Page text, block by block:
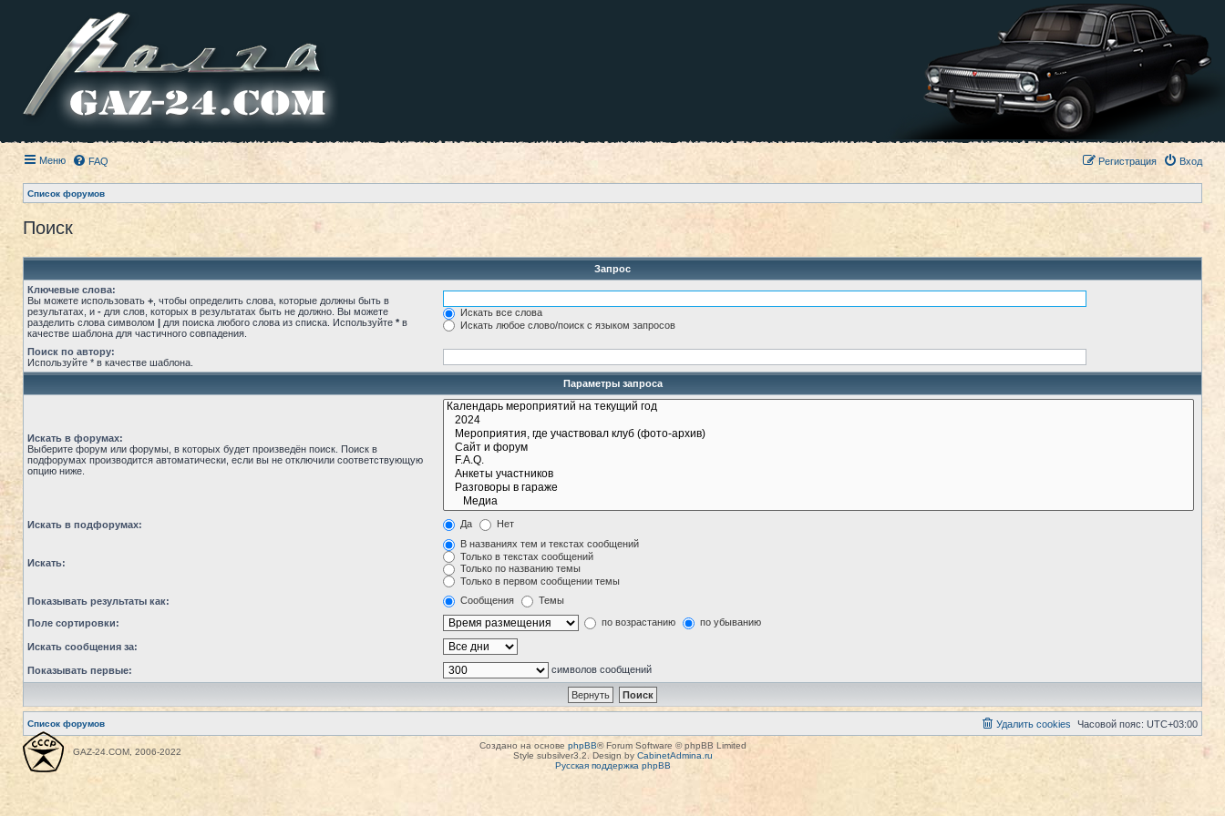
Меню FAQ Вход
Регистрация
Список форумов
Поиск
Запрос
Ключевые слова:
Вы можете использовать + , чтобы определить слова, которые должны быть в
результатах, и - для слов, которых в результатах быть не должно. Вы можете
разделить слова символом | для поиска любого слова из списка. Используйте * в
качестве шаблона для частичного совпадения.
Искать все слова
Искать любое слово/поиск с языком запросов
Поиск по автору:
Используйте * в качестве шаблона.
Параметры запроса
Искать в форумах:
Выберите форум или форумы, в которых будет произведён поиск. Поиск в
подфорумах производится автоматически, если вы не отключили соответствующую
опцию ниже.
Искать в подфорумах: Да Нет
Искать:
В названиях тем и текстах сообщений
Только в текстах сообщений
Только по названию темы
Только в первом сообщении темы
Показывать результаты как:
Сообщения Темы
Поле сортировки: по возрастанию по убыванию
Искать сообщения за:
Показывать первые: символов сообщений
Список форумов Часовой пояс: UTC+03:00
Удалить cookies
GAZ-24.COM, 2006-2022
Создано на основе phpBB® Forum Software © phpBB Limited
Style subsilver3.2. Design by CabinetAdmina.ru
Русская поддержка phpBB